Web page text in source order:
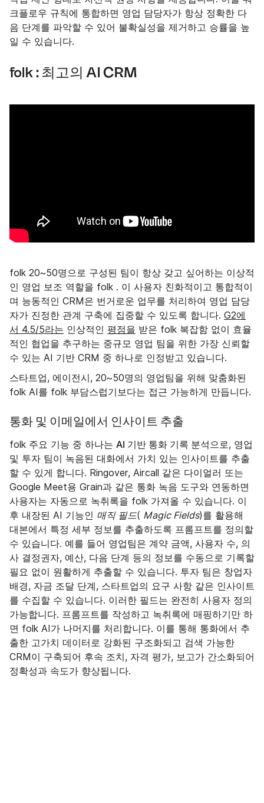
크플로우 규칙에 통합하면 영업 담당자가 항상 정확한 다
음 단계를 파악할 수 있어 불확실성을 제거하고 승률을 높
일 수 있습니다.
folk : 최고의 AI CRM
folk 20~50명으로 구성된 팀이 항상 갖고 싶어하는 이상적
인 영업 보조 역할을 folk . 이 사용자 친화적이고 통합적이
며 능동적인 CRM은 번거로운 업무를 처리하여 영업 담당
자가 진정한 관계 구축에 집중할 수 있도록 합니다. G2에
서 4.5/5라는 인상적인 평점을 받은 folk 복잡함 없이 효율
적인 협업을 추구하는 중규모 영업 팀을 위한 가장 신뢰할
수 있는 AI 기반 CRM 중 하나로 인정받고 있습니다.
스타트업, 에이전시, 20~50명의 영업팀을 위해 맞춤화된
folk AI를 folk 부담스럽기보다는 접근 가능하게 만듭니다.
통화 및 이메일에서 인사이트 추출
folk 주요 기능 중 하나는 AI 기반 통화 기록 분석으로, 영업
및 투자 팀이 녹음된 대화에서 가치 있는 인사이트를 추출
할 수 있게 합니다. Ringover, Aircall 같은 다이얼러 또는
Google Meet용 Grain과 같은 통화 녹음 도구와 연동하면
사용자는 자동으로 녹취록을 folk 가져올 수 있습니다. 이
후 내장된 AI 기능인 매직 필드( Magic Fields)를 활용해
대본에서 특정 세부 정보를 추출하도록 프롬프트를 정의할
수 있습니다. 예를 들어 영업팀은 계약 금액, 사용자 수, 의
사 결정권자, 예산, 다음 단계 등의 정보를 수동으로 기록할
필요 없이 원활하게 추출할 수 있습니다. 투자 팀은 창업자
배경, 자금 조달 단계, 스타트업의 요구 사항 같은 인사이트
를 수집할 수 있습니다. 이러한 필드는 완전히 사용자 정의
가능합니다. 프롬프트를 작성하고 녹취록에 매핑하기만 하
면 folk AI가 나머지를 처리합니다. 이를 통해 통화에서 추
출한 고가치 데이터로 강화된 구조화되고 검색 가능한
CRM이 구축되어 후속 조치, 자격 평가, 보고가 간소화되어
정확성과 속도가 향상됩니다.